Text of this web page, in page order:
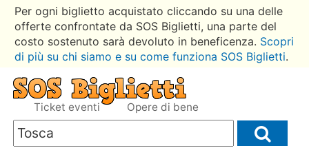
Per ogni biglietto acquistato cliccando su una delle
offerte confrontate da SOS Biglietti, una parte del
costo sostenuto sarà devoluto in beneficenza. Scopri
di più su chi siamo e su come funziona SOS Biglietti.
Ticket eventi Opere di bene